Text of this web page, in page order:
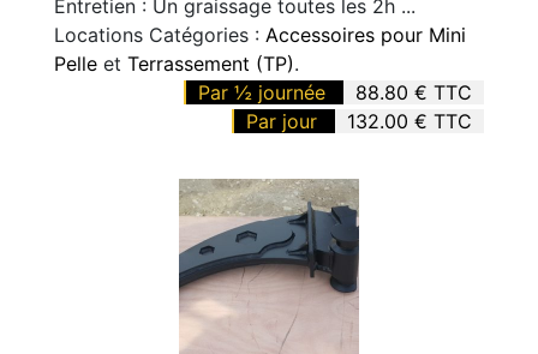
Entretien : Un graissage toutes les 2h ...
Locations Catégories : Accessoires pour Mini
Pelle et Terrassement (TP).
Par ½ journée
88.80 € TTC
Par jour
132.00 € TTC